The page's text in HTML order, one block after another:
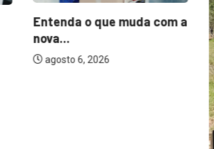
Entenda o que muda com a
nova...
agosto 6, 2026